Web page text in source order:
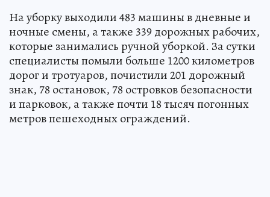
На уборку выходили 483 машины в дневные и
ночные смены, а также 339 дорожных рабочих,
которые занимались ручной уборкой. За сутки
специалисты помыли больше 1200 километров
дорог и тротуаров, почистили 201 дорожный
знак, 78 остановок, 78 островков безопасности
и парковок, а также почти 18 тысяч погонных
метров пешеходных ограждений.